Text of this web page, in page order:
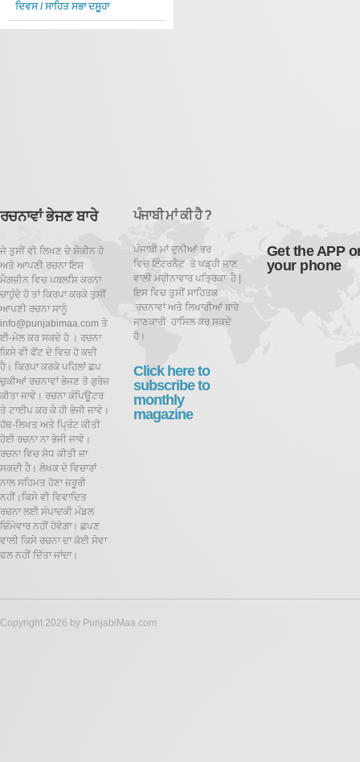
ਦਿਵਸ/ਸਾਹਿਤ ਸਭਾ ਦਸੂਹਾ
ਰਚਨਾਵਾਂ ਭੇਜਣ ਬਾਰੇ
ਜੇ ਤੁਸੀਂ ਵੀ ਲਿਖਣ ਦੇ ਸ਼ੌਕੀਨ ਹੋ
ਅਤੇ ਆਪਣੀ ਰਚਨਾ ਇਸ
ਮੈਗਜ਼ੀਨ ਵਿਚ ਪਬਲਸ਼ਿ ਕਰਨਾ
ਚਾਹੁੰਦੇ ਹੋ ਤਾਂ ਕਿਰਪਾ ਕਰਕੇ ਤੁਸੀਂ
ਆਪਣੀ ਰਚਨਾ ਸਾਨੂੰ
info@punjabimaa.com ਤੇ
ਈ-ਮੇਲ ਕਰ ਸਕਦੇ ਹੋ । ਰਚਨਾ
ਕਿਸੇ ਵੀ ਫੋਂਟ ਦੇ ਵਿਚ ਹੋ ਕਦੀ
ਹੈ। ਕਿਰਪਾ ਕਰਕੇ ਪਹਿਲਾਂ ਛਪ
ਚੁਕੀਆਂ ਰਚਨਾਵਾਂ ਭੇਜਣ ਤੋ ਗੁਰੇਜ
ਕੀਤਾ ਜਾਵੇ। ਰਚਨਾ ਕੰਪਿਊਟਰ
ਤੇ ਟਾਈਪ ਕਰ ਕੇ ਹੀ ਭੇਜੀ ਜਾਵੇ।
ਹੱਥ-ਲਿਖਤ ਅਤੇ ਪ੍ਰਿੰਟ ਕੀਤੀ
ਹੋਈ ਰਚਨਾ ਨਾ ਭੇਜੀ ਜਾਵੇ।
ਰਚਨਾ ਵਿਚ ਸੋਧ ਕੀਤੀ ਜਾ
ਸਕਦੀ ਹੈ। ਲੇਖਕ ਦੇ ਵਿਚਾਰਾਂ
ਨਾਲ ਸਹਿਮਤ ਹੋਣਾ ਜ਼ਰੂਰੀ
ਨਹੀਂ।ਕਿਸੇ ਵੀ ਵਿਵਾਦਿਤ
ਰਚਨਾ ਲਈ ਸੰਪਾਦਕੀ ਮੰਡਲ
ਜ਼ਿੰਮੇਵਾਰ ਨਹੀਂ ਹੋਵੇਗਾ। ਛਪਣ
ਵਾਲੀ ਕਿਸੇ ਰਚਨਾ ਦਾ ਕੋਈ ਸੇਵਾ
ਫਲ ਨਹੀਂ ਦਿੱਤਾ ਜਾਂਦਾ।
ਪੰਜਾਬੀ ਮਾਂ ਕੀ ਹੈ ?
ਪੰਜਾਬੀ ਮਾਂ ਦੁਨੀਆਂ ਭਰ
ਵਿਚ ਇੰਟਰਨੈਟ ਤੇ ਪਡ਼੍ਹੀ ਜਾਣ
ਵਾਲੀ ਮਹੀਨਾਵਾਰ ਪਤ੍ਰਿਕਾ ਹੈ |
ਇਸ ਵਿਚ ਤੁਸੀਂ ਸਾਹਿਤਕ
ਰਚਨਾਵਾਂ ਅਤੇ ਲਿਖਾਰੀਆਂ ਬਾਰੇ
ਜਾਣਕਾਰੀ ਹਾਸਿਲ ਕਰ ਸਕਦੇ
ਹੋ।
Click here to
subscribe to
monthly
magazine
Get the APP
your phone
Copyright 2026 by PunjabiMaa.com